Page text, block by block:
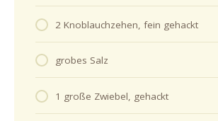
2 Knoblauchzehen, fein gehackt
grobes Salz
1 große Zwiebel, gehackt